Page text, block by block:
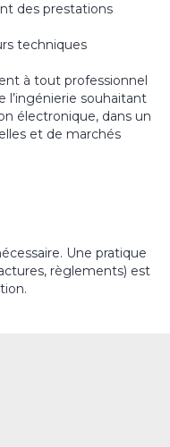
des prestations
techniques
à tout professionnel
l’ingénierie souhaitant
électronique, dans un
et de marchés
Une pratique
règlements) est